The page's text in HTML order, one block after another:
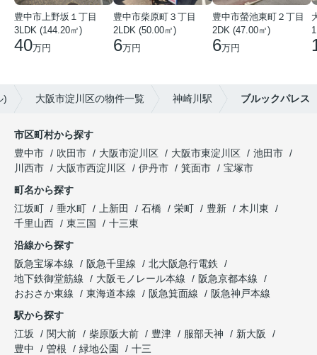
豊中市上野坂１丁目
3LDK (144.20㎡)
40万円
豊中市柴原町３丁目
2LDK (50.00㎡)
6万円
豊中市螢池東町２丁目
2DK (47.00㎡)
6万円
) 大阪市淀川区の物件一覧 神崎川駅 ブルックパレス
市区町村から探す
豊中市
吹田市 大阪市淀川区 大阪市東淀川区
池田市
川西市
大阪市西淀川区 伊丹市 箕面市
宝塚市
町名から探す
江坂町
垂水町 上新田 石橋 栄町 豊新
木川東
千里山西
東三国
十三東
沿線から探す
阪急宝塚本線
阪急千里線
北大阪急行電鉄
地下鉄御堂筋線
大阪モノレール本線
阪急京都本線
おおさか東線
東海道本線 阪急箕面線
阪急神戸本線
駅から探す
江坂
関大前 柴原阪大前 豊津 服部天神
新大阪
豊中
曽根 緑地公園 十三